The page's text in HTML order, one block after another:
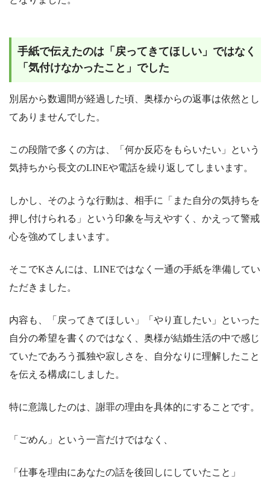
手紙で伝えたのは「戻ってきてほしい」ではなく
「気付けなかったこと」でした
別居から数週間が経過した頃、奥様からの返事は依然とし
てありませんでした。
この段階で多くの方は、「何か反応をもらいたい」という
気持ちから長文のLINEや電話を繰り返してしまいます。
しかし、そのような行動は、相手に「また自分の気持ちを
押し付けられる」という印象を与えやすく、かえって警戒
心を強めてしまいます。
そこでKさんには、LINEではなく一通の手紙を準備してい
ただきました。
内容も、「戻ってきてほしい」「やり直したい」といった
自分の希望を書くのではなく、奥様が結婚生活の中で感じ
ていたであろう孤独や寂しさを、自分なりに理解したこと
を伝える構成にしました。
特に意識したのは、謝罪の理由を具体的にすることです。
「ごめん」という一言だけではなく、
「仕事を理由にあなたの話を後回しにしていたこと」